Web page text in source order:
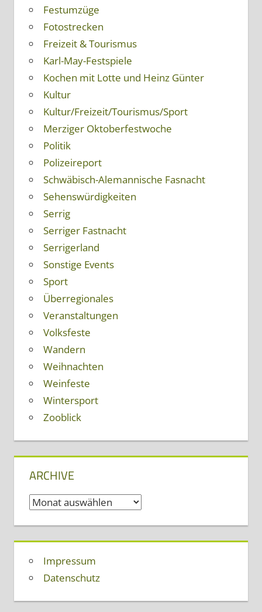
Festumzüge
Fotostrecken
Freizeit & Tourismus
Karl-May-Festspiele
Kochen mit Lotte und Heinz Günter
Kultur
Kultur/Freizeit/Tourismus/Sport
Merziger Oktoberfestwoche
Politik
Polizeireport
Schwäbisch-Alemannische Fasnacht
Sehenswürdigkeiten
Serrig
Serriger Fastnacht
Serrigerland
Sonstige Events
Sport
Überregionales
Veranstaltungen
Volksfeste
Wandern
Weihnachten
Weinfeste
Wintersport
Zooblick
ARCHIVE
Archive
Impressum
Datenschutz